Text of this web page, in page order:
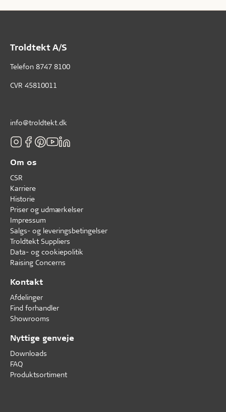
Troldtekt A/S
Telefon 8747 8100
CVR 45810011
info@troldtekt.dk
Om os
CSR
Karriere
Historie
Priser og udmærkelser
Impressum
Salgs- og leveringsbetingelser
Troldtekt Suppliers
Data- og cookiepolitik
Raising Concerns
Kontakt
Afdelinger
Find forhandler
Showrooms
Nyttige genveje
Downloads
FAQ
Produktsortiment